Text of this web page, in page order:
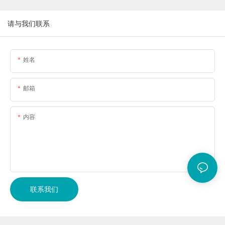
请与我们联系
姓名
邮箱
内容
联系我们